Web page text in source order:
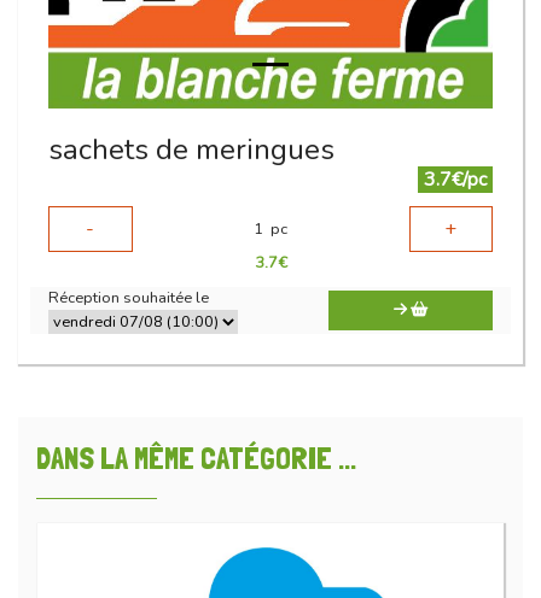
sachets de meringues
3.7€/pc
-
1 pc +
3.7€
Réception souhaitée le
DANS LA MÊME CATÉGORIE ...